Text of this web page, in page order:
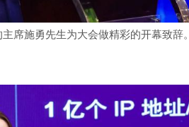
席施勇先生为大会做精彩的开幕致辞。